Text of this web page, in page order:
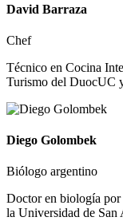
David Barraza
Chef
Técnico en Cocina
Turismo del DuocUC
Diego Golombek
Biólogo argentino
Doctor en biología
la Universidad de San